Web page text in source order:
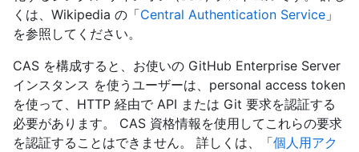
くは、Wikipedia の「Central Authentication Service 」
を参照してください。
CAS を構成すると、お使いの GitHub Enterprise Server
インスタンス を使うユーザーは、personal access token
を使って、HTTP 経由で API または Git 要求を認証する
必要があります。 CAS 資格情報を使用してこれらの要求
を認証することはできません。 詳しくは、「個人用アク